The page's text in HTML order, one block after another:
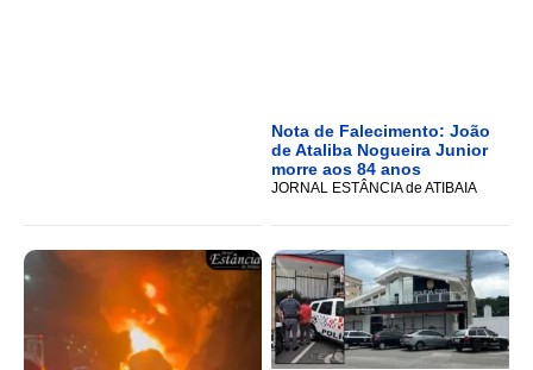
Nota de Falecimento: João
de Ataliba Nogueira Junior
morre aos 84 anos
JORNAL ESTÂNCIA de ATIBAIA